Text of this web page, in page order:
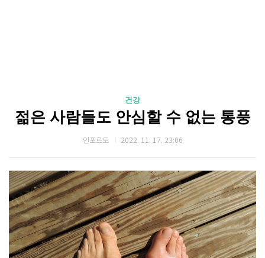
건강
젊은 사람들도 안심할 수 없는 통풍
인포르토 2022. 11. 17. 23:06